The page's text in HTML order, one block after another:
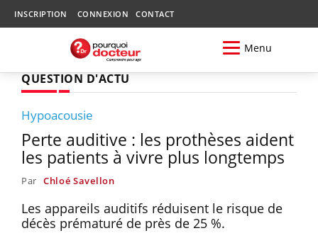
INSCRIPTION CONNEXION CONTACT
Menu
QUESTION D'ACTU
Hypoacousie
Perte auditive : les prothèses aident
les patients à vivre plus longtemps
Par Chloé Savellon
Les appareils auditifs réduisent le risque de
décès prématuré de près de 25 %.